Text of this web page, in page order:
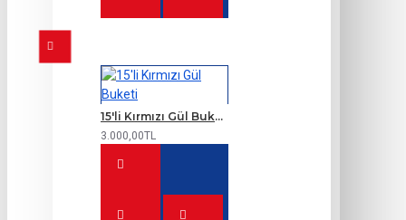
15'li Kırmızı Gül Buketi
3.000,00TL